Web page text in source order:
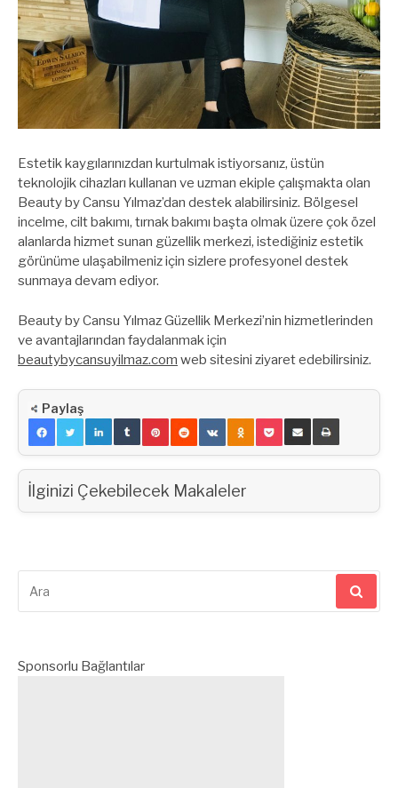
Estetik kaygılarınızdan kurtulmak istiyorsanız, üstün
teknolojik cihazları kullanan ve uzman ekiple çalışmakta olan
Beauty by Cansu Yılmaz’dan destek alabilirsiniz. Bölgesel
incelme, cilt bakımı, tırnak bakımı başta olmak üzere çok özel
alanlarda hizmet sunan güzellik merkezi, istediğiniz estetik
görünüme ulaşabilmeniz için sizlere profesyonel destek
sunmaya devam ediyor.
Beauty by Cansu Yılmaz Güzellik Merkezi’nin hizmetlerinden
ve avantajlarından faydalanmak için
beautybycansuyilmaz.com web sitesini ziyaret edebilirsiniz.
Paylaş
İlginizi Çekebilecek Makaleler
yap:
Sponsorlu Bağlantılar